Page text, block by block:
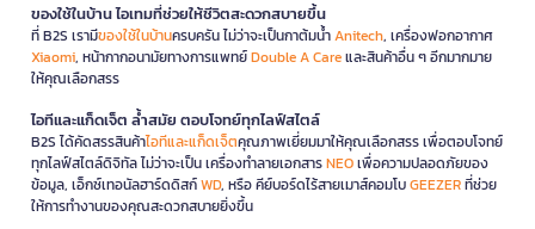
ของใช้ในบ้าน ไอเทมที่ช่วยให้ชีวิตสะดวกสบายขึ้น
ที่ B2S เรามีของใช้ในบ้านครบครัน ไม่ว่าจะเป็นกาต้มน้ำAnitech, เครื่องฟอกอากาศ
Xiaomi, หน้ากากอนามัยทางการแพทย์Double A Careและสินค้าอื่น ๆ อีกมากมาย
ให้คุณเลือกสรร
ไอทีและแก็ดเจ็ต ล้ำสมัย ตอบโจทย์ทุกไลฟ์สไตล์
B2S ได้คัดสรรสินค้าไอทีและแก็ดเจ็ตคุณภาพเยี่ยมมาให้คุณเลือกสรร เพื่อตอบโจทย์
ทุกไลฟ์สไตล์ดิจิทัล ไม่ว่าจะเป็น เครื่องทำลายเอกสารNEOเพื่อความปลอดภัยของ
ข้อมูล, เอ็กซ์เทอนัลฮาร์ดดิสก์WD, หรือ คีย์บอร์ดไร้สายเมาส์คอมโบGEEZERที่ช่วย
ให้การทำงานของคุณสะดวกสบายยิ่งขึ้น